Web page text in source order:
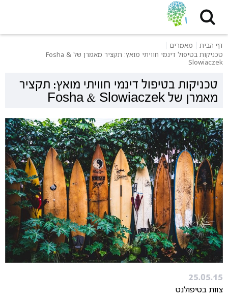
דף הבית
מאמרים
טכניקות בטיפול דינמי חוויתי מואץ: תקציר מאמרן של Fosha &
Slowiaczek
טכניקות בטיפול דינמי חוויתי מואץ: תקציר
מאמרן של Fosha & Slowiaczek
25.05.15
צוות בטיפולנט